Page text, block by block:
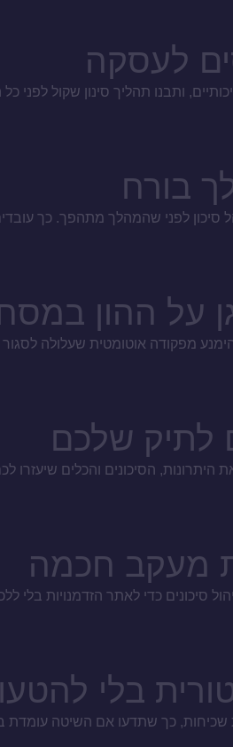
בורח
סיכון לפני שהמהלך מתהפך. כך
על ההון
מפקודה אוטומטית שעלולה
לתיק שלכם
הסיכונים והכלים שיעזרו
מעקב חכמה
סיכונים כדי לאתר הזדמנויות בלי
בלי
שכיחות, כך שתדעו אם השיטה